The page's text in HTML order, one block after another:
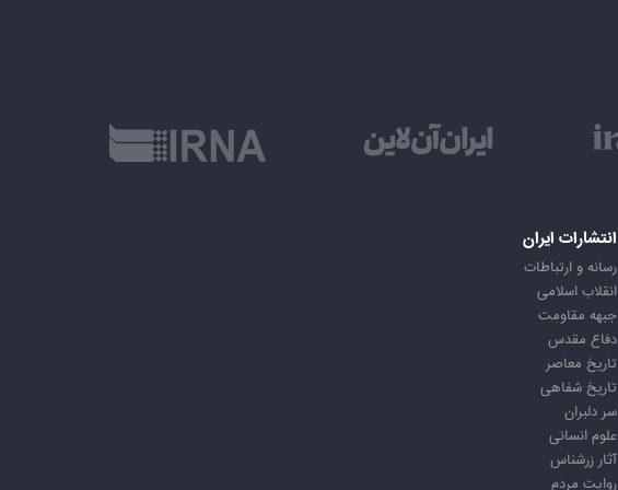
انتشارات ایران
رسانه و ارتباطات
انقلاب اسلامی
جبهه مقاومت
دفاع مقدس
تاریخ معاصر
تاریخ شفاهی
سر دلبران
علوم انسانی
آثار زرشناس
روایت مردم